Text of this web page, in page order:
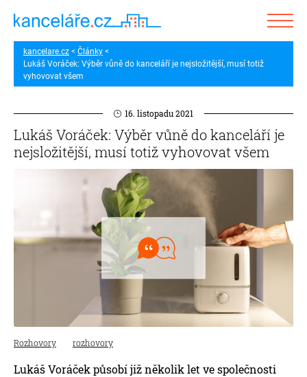
kancelare.cz
Články
Lukáš Voráček: Výběr vůně do kanceláří je nejsložitější, musí totiž
vyhovovat všem
16. listopadu 2021
Lukáš Voráček: Výběr vůně do kanceláří je
nejsložitější, musí totiž vyhovovat všem
Rozhovory rozhovory
Lukáš Voráček působí již několik let ve společnosti